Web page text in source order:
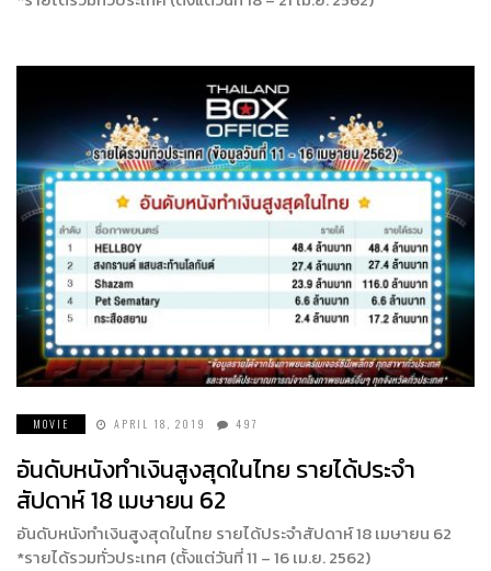
MOVIE APRIL 18, 2019 497
อันดับหนังทำเงินสูงสุดในไทย รายได้ประจำ
สัปดาห์ 18 เมษายน 62
อันดับหนังทำเงินสูงสุดในไทย รายได้ประจำสัปดาห์ 18 เมษายน 62
*รายได้รวมทั่วประเทศ (ตั้งแต่วันที่ 11 – 16 เม.ย. 2562)